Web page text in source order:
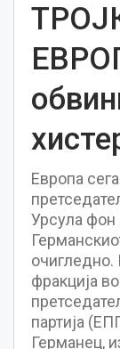
Европа
Урсула фон
очигледно.
фракција
партија
Германец,